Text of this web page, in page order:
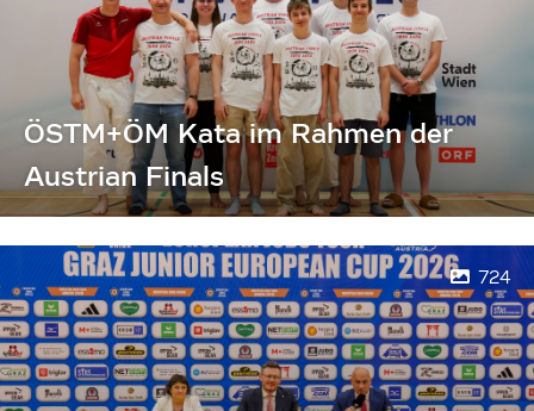
ÖSTM+ÖM Kata im Rahmen der
Austrian Finals
724